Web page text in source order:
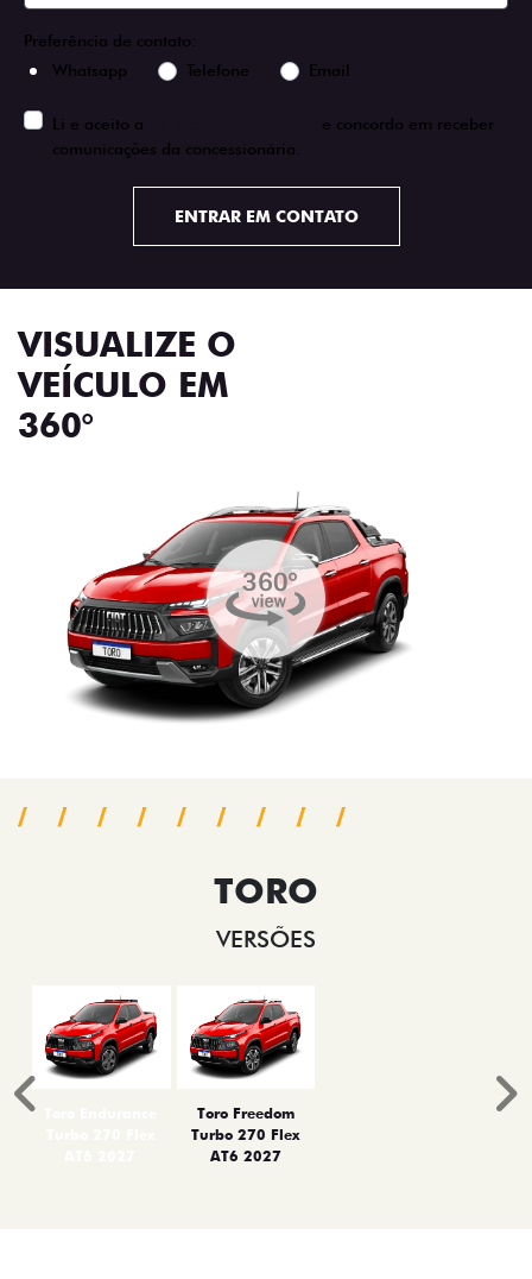
Preferência de contato:
Whatsapp
Telefone Email
Li e aceito a
e concordo em receber
comunicações da concessionária.
ENTRAR EM CONTATO
VISUALIZE O
VEÍCULO EM
360°
TORO
VERSÕES
Toro Freedom
Turbo 270 Flex
AT6 2027
Anterior